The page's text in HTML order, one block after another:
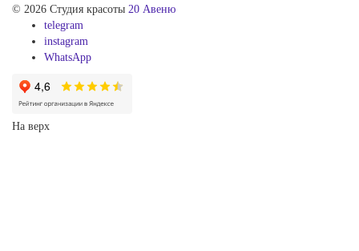
© 2026 Студия красоты 20 Авеню
telegram
instagram
WhatsApp
На верх